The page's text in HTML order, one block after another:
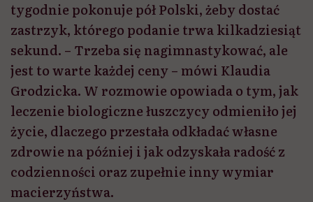
tygodnie pokonuje pół Polski, żeby dostać
zastrzyk, którego podanie trwa kilkadziesiąt
sekund. – Trzeba się nagimnastykować, ale
jest to warte każdej ceny – mówi Klaudia
Grodzicka. W rozmowie opowiada o tym, jak
leczenie biologiczne łuszczycy odmieniło jej
życie, dlaczego przestała odkładać własne
zdrowie na później i jak odzyskała radość z
codzienności oraz zupełnie inny wymiar
macierzyństwa.